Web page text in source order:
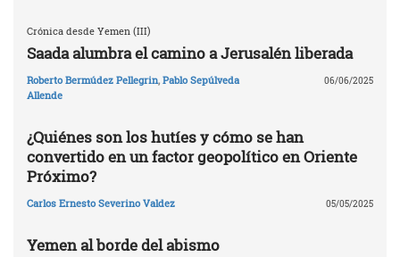
Crónica desde Yemen (III)
Saada alumbra el camino a Jerusalén liberada
Roberto Bermúdez Pellegrin, Pablo Sepúlveda
Allende
06/06/2025
¿Quiénes son los hutíes y cómo se han
convertido en un factor geopolítico en Oriente
Próximo?
Carlos Ernesto Severino Valdez 05/05/2025
Yemen al borde del abismo